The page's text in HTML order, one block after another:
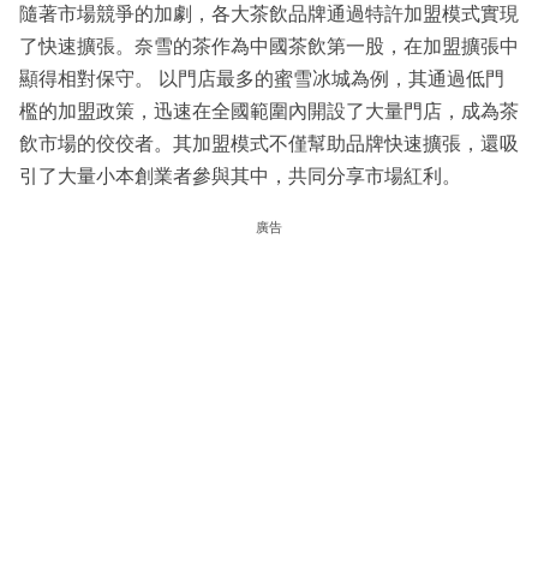
隨著市場競爭的加劇，各大茶飲品牌通過特許加盟模式實現
了快速擴張。奈雪的茶作為中國茶飲第一股，在加盟擴張中
顯得相對保守。 以門店最多的蜜雪冰城為例，其通過低門
檻的加盟政策，迅速在全國範圍內開設了大量門店，成為茶
飲市場的佼佼者。其加盟模式不僅幫助品牌快速擴張，還吸
引了大量小本創業者參與其中，共同分享市場紅利。
廣告